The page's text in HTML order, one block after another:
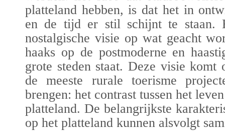
platteland hebben, is dat het in
en de tijd er stil schijnt te staan.
nostalgische visie op wat geacht
haaks op de postmoderne en
grote steden staat. Deze visie komt
de meeste rurale toerisme
brengen: het contrast tussen het
platteland. De belangrijkste
op het platteland kunnen alsvolgt